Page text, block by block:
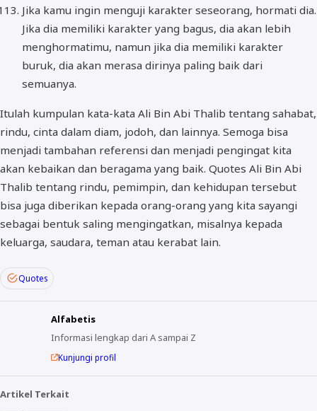
Jika kamu ingin menguji karakter seseorang, hormati dia.
Jika dia memiliki karakter yang bagus, dia akan lebih
menghormatimu, namun jika dia memiliki karakter
buruk, dia akan merasa dirinya paling baik dari
semuanya.
Itulah kumpulan kata-kata Ali Bin Abi Thalib tentang sahabat,
rindu, cinta dalam diam, jodoh, dan lainnya. Semoga bisa
menjadi tambahan referensi dan menjadi pengingat kita
akan kebaikan dan beragama yang baik. Quotes Ali Bin Abi
Thalib tentang rindu, pemimpin, dan kehidupan tersebut
bisa juga diberikan kepada orang-orang yang kita sayangi
sebagai bentuk saling mengingatkan, misalnya kepada
keluarga, saudara, teman atau kerabat lain.
Quotes
Alfabetis
Informasi lengkap dari A sampai Z
Kunjungi profil
Artikel Terkait